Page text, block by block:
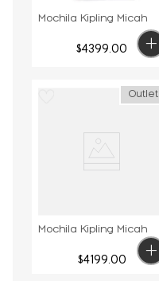
Mochila Kipling Micah
$4399.00
Outlet
Mochila Kipling Micah
$4199.00